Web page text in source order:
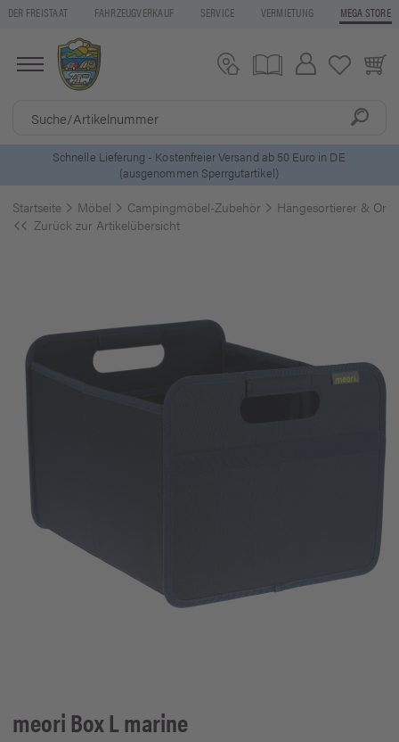
DER FREISTAAT FAHRZEUGVERKAUF SERVICE VERMIETUNG MEGA STORE
Schnelle Lieferung - Kostenfreier Versand ab 50 Euro in DE
(ausgenommen Sperrgutartikel)
Startseite Möbel Campingmöbel-Zubehör
Hängesortierer &
Zurück zur Artikelübersicht
meoriBox L marine